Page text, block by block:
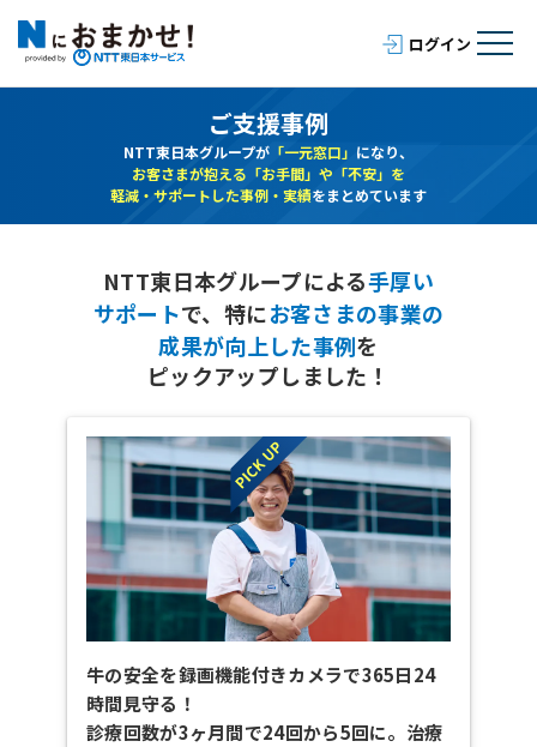
ご支援事例
NTT東日本グループが 「一元窓口」 になり、
お客さまが抱える「お手間」や「不安」を
軽減・サポートした事例・実績をまとめています
NTT東日本グループによる手厚い
サポートで、 特にお客さまの事業の
成果が向上した事例を
ピックアップしました！
牛の安全を録画機能付きカメラで365日24
時間見守る！
診療回数が3ヶ月間で24回から5回に。治療